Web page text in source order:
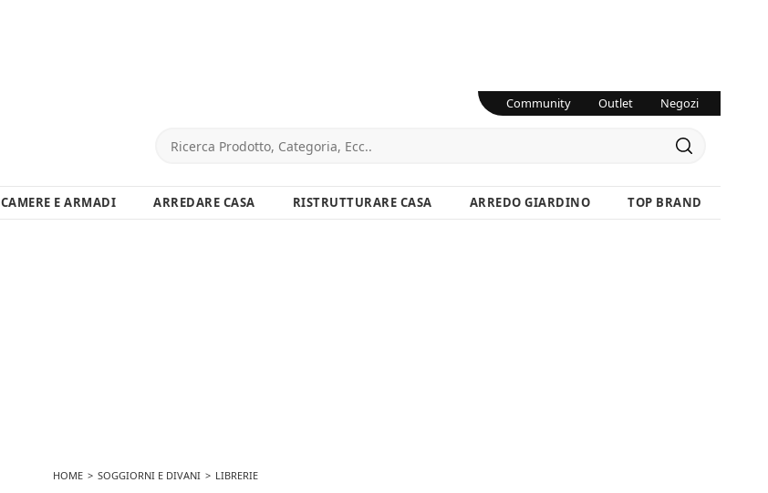
Community Outlet Negozi
CAMERE E ARMADI ARREDARE CASA RISTRUTTURARE CASA ARREDO GIARDINO TOP BRAND
HOME SOGGIORNI E DIVANI LIBRERIE